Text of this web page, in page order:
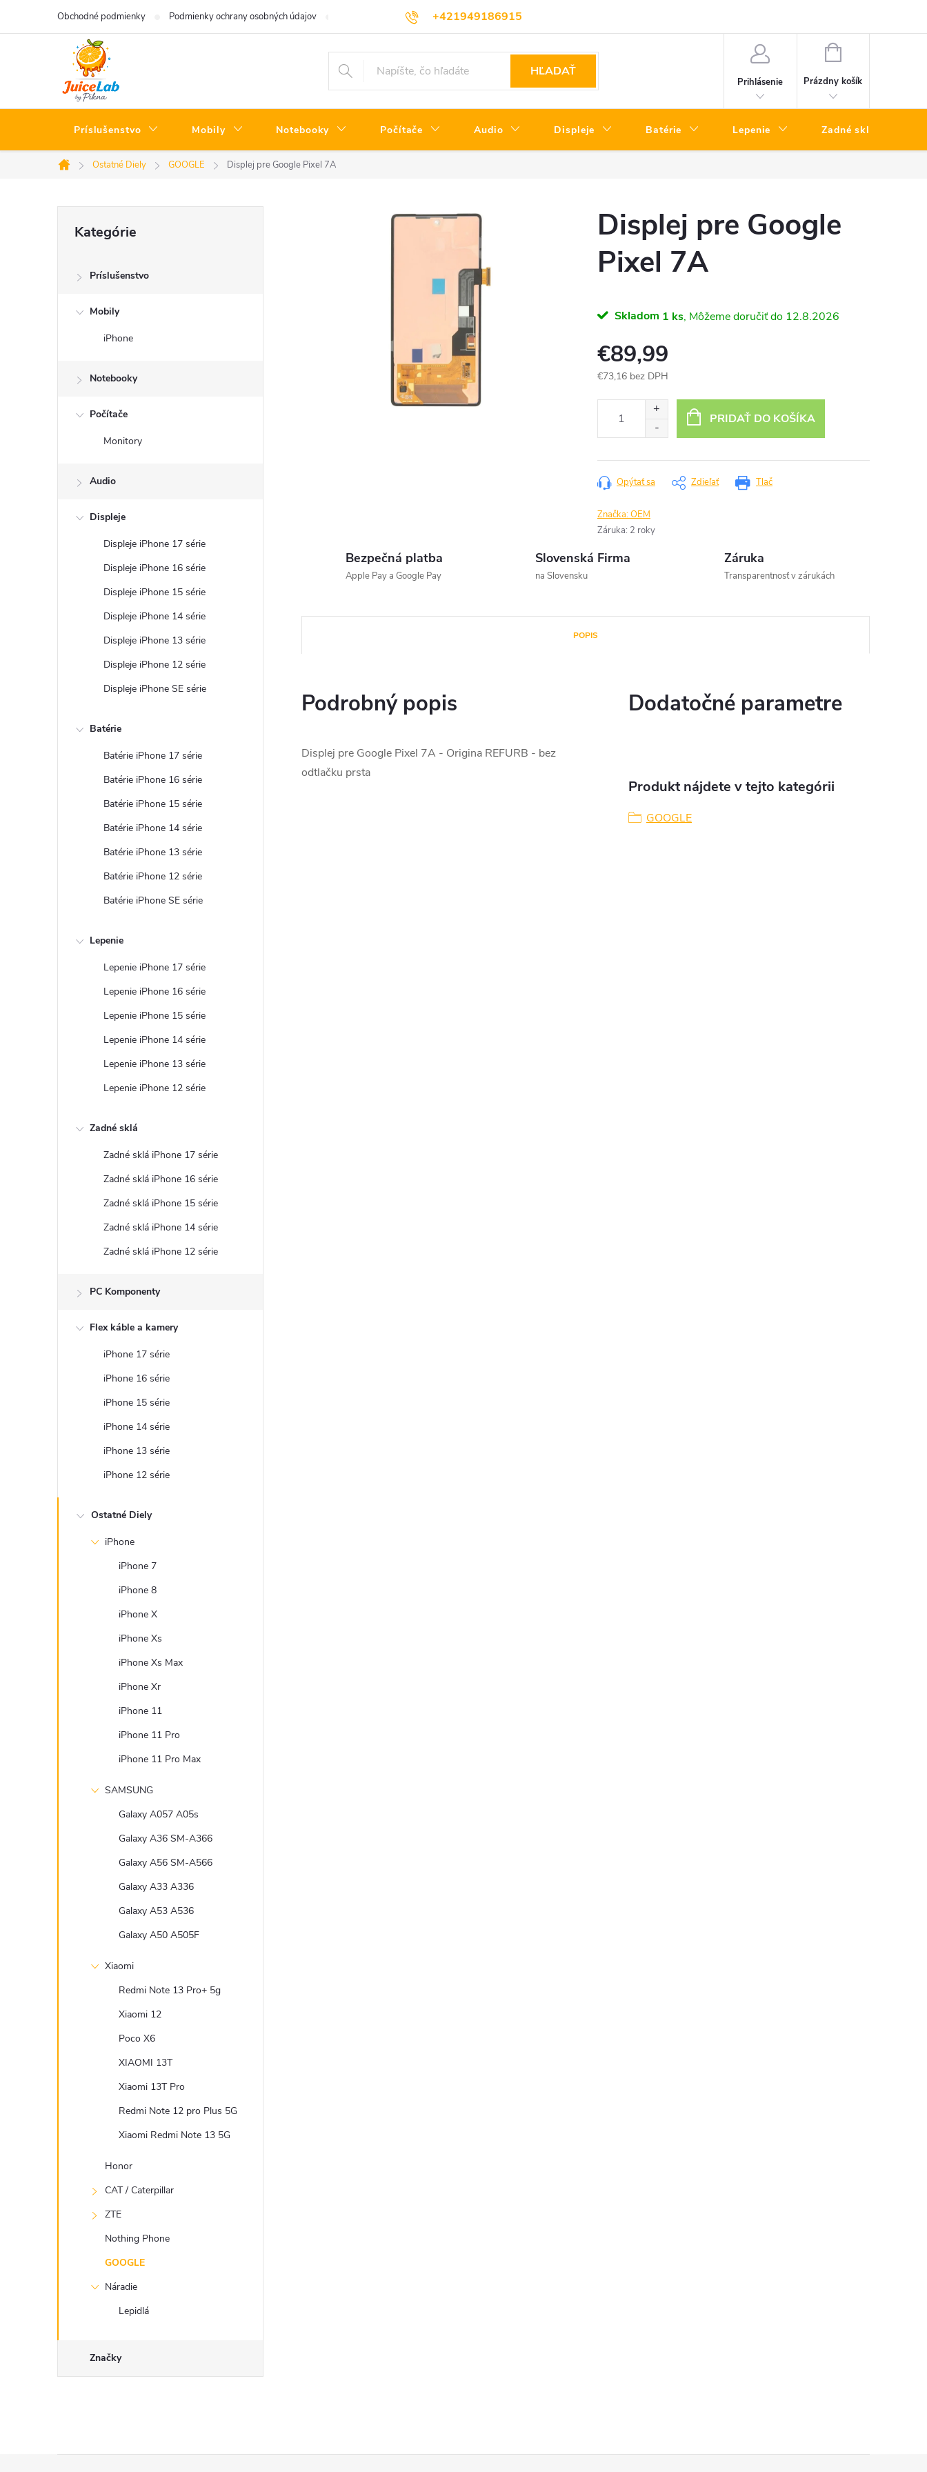
+421949186915
Obchodné podmienky Podmienky ochrany osobných údajov Servisné podmienky Informácie o triedach produktov
HĽADAŤ
Prihlásenie
NÁKUPNÝ
Prázdny košík
Príslušenstvo Mobily Notebooky Počítače Audio Displeje Batérie Lepenie Zadné sklá
Domov
Ostatné Diely GOOGLE Displej pre Google Pixel 7A
kategórie
Kategórie
Príslušenstvo
Mobily
iPhone
Notebooky
Počítače
Monitory
Audio
Displeje
Displeje iPhone 17 série
Displeje iPhone 16 série
Displeje iPhone 15 série
Displeje iPhone 14 série
Displeje iPhone 13 série
Displeje iPhone 12 série
Displeje iPhone SE série
Batérie
Batérie iPhone 17 série
Batérie iPhone 16 série
Batérie iPhone 15 série
Batérie iPhone 14 série
Batérie iPhone 13 série
Batérie iPhone 12 série
Batérie iPhone SE série
Lepenie
Lepenie iPhone 17 série
Lepenie iPhone 16 série
Lepenie iPhone 15 série
Lepenie iPhone 14 série
Lepenie iPhone 13 série
Lepenie iPhone 12 série
Zadné sklá
Zadné sklá iPhone 17 série
Zadné sklá iPhone 16 série
Zadné sklá iPhone 15 série
Zadné sklá iPhone 14 série
Zadné sklá iPhone 12 série
PC Komponenty
Flex káble a kamery
iPhone 17 série
iPhone 16 série
iPhone 15 série
iPhone 14 série
iPhone 13 série
iPhone 12 série
Ostatné Diely
iPhone
iPhone 7
iPhone 8
iPhone X
iPhone Xs
iPhone Xs Max
iPhone Xr
iPhone 11
iPhone 11 Pro
iPhone 11 Pro Max
SAMSUNG
Galaxy A057 A05s
Galaxy A36 SM-A366
Galaxy A56 SM-A566
Galaxy A33 A336
Galaxy A53 A536
Galaxy A50 A505F
Xiaomi
Redmi Note 13 Pro+ 5g
Xiaomi 12
Poco X6
XIAOMI 13T
Xiaomi 13T Pro
Redmi Note 12 pro Plus 5G
Xiaomi Redmi Note 13 5G
Honor
CAT / Caterpillar
ZTE
Nothing Phone
GOOGLE
Náradie
Lepidlá
Značky
Displej pre Google
Pixel 7A
Skladom 1 ks 12.8.2026
€89,99
€73,16 bez DPH
PRIDAŤ DO KOŠÍKA
Tlač
Opýtať sa Zdieľať
Značka:OEM
Záruka: 2 roky
Bezpečná platba
Apple Pay a Google Pay
Slovenská Firma
na Slovensku
Záruka
Transparentnosť v zárukách
POPIS
Podrobný popis
Displej pre Google Pixel 7A - Origina REFURB - bez
odtlačku prsta
Dodatočné parametre
Produkt nájdete v tejto kategórii
GOOGLE